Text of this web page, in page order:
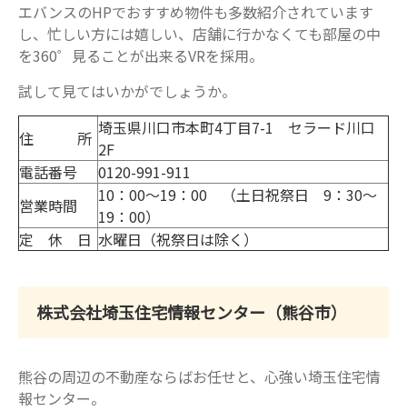
エバンスのHPでおすすめ物件も多数紹介されています
し、忙しい方には嬉しい、店舗に行かなくても部屋の中
を360゜見ることが出来るVRを採用。
試して見てはいかがでしょうか。
住 所 埼玉県川口市本町4丁目7-1 セラード川口
2F
電話番号
0120-991-911
営業時間
10：00～19：00 （土日祝祭日 9：30～
19：00）
定 休 日 水曜日（祝祭日は除く）
株式会社埼玉住宅情報センター（熊谷市）
熊谷の周辺の不動産ならばお任せと、心強い埼玉住宅情
報センター。